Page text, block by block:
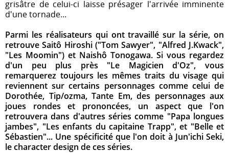
grisâtre de celui-ci laisse présager l'arrivée imminente
d'une tornade...
Parmi les réalisateurs qui ont travaillé sur la série, on
retrouve Saitô Hiroshi ("Tom Sawyer", "Alfred J.Kwack",
"Les Moomin") et Naishô Tonogawa. Si vous regardez
d'un peu plus près "Le Magicien d'Oz", vous
remarquerez toujours les mêmes traits du visage qui
reviennent sur certains personnages comme celui de
Dorothée, Tip/ozma, Tante Em, des personnages aux
joues rondes et prononcées, un aspect que l'on
retrouvera dans d'autres séries comme "Papa longues
jambes", "Les enfants du capitaine Trapp", et "Belle et
Sébastien"... Une spécificité que l'on doit à Jun'ichi Seki,
le character design de ces séries.